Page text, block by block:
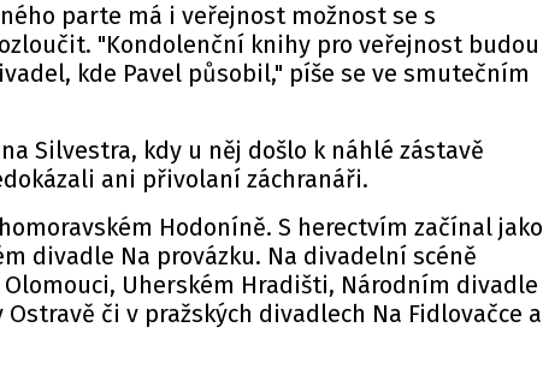
parte má i veřejnost možnost se s
"Kondolenční knihy pro veřejnost budou
kde Pavel působil," píše se ve smutečním
Silvestra, kdy u něj došlo k náhlé zástavě
ani přivolaní záchranáři.
Hodoníně. S herectvím začínal jako
divadle Na provázku. Na divadelní scéně
Uherském Hradišti, Národním divadle
či v pražských divadlech Na Fidlovačce a